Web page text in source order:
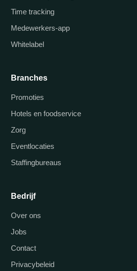
Time tracking
Medewerkers-app
Whitelabel
Branches
Promoties
Hotels en foodservice
Zorg
Eventlocaties
Staffingbureaus
Bedrijf
Over ons
Jobs
Contact
Privacybeleid